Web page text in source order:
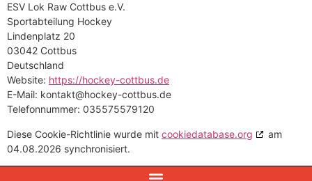
ESV Lok Raw Cottbus e.V.
Sportabteilung Hockey
Lindenplatz 20
03042 Cottbus
Deutschland
Website: https://hockey-cottbus.de
E-Mail: kontakt@hockey-cottbus.de
Telefonnummer: 035575579120
Diese Cookie-Richtlinie wurde mit cookiedatabase.org
am
04.08.2026 synchronisiert.